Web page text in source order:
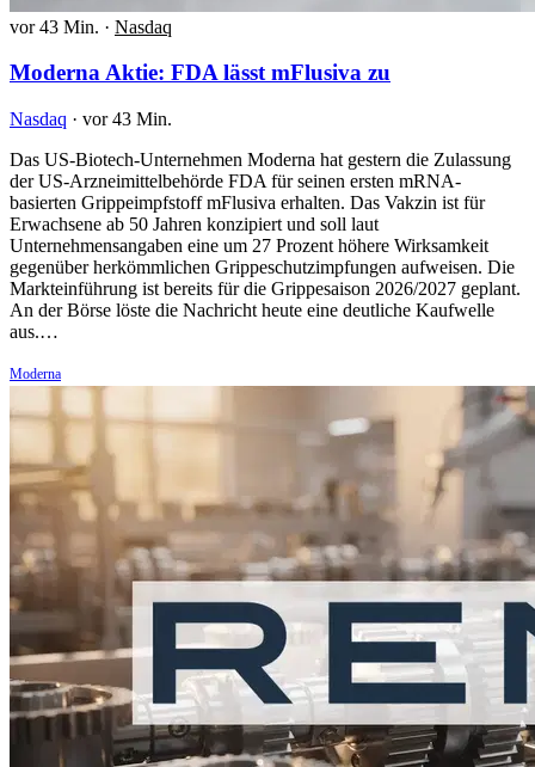
vor 43 Min. · Nasdaq
Moderna Aktie: FDA lässt mFlusiva zu
Nasdaq · vor 43 Min.
Das US-Biotech-Unternehmen Moderna hat gestern die Zulassung
der US-Arzneimittelbehörde FDA für seinen ersten mRNA-
basierten Grippeimpfstoff mFlusiva erhalten. Das Vakzin ist für
Erwachsene ab 50 Jahren konzipiert und soll laut
Unternehmensangaben eine um 27 Prozent höhere Wirksamkeit
gegenüber herkömmlichen Grippeschutzimpfungen aufweisen. Die
Markteinführung ist bereits für die Grippesaison 2026/2027 geplant.
An der Börse löste die Nachricht heute eine deutliche Kaufwelle
aus.…
Moderna